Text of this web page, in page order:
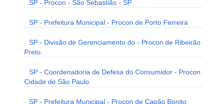
SP - Procon - São Sebastião - SP
SP - Prefeitura Municipal - Procon de Porto Ferreira
SP - Divisão de Gerenciamento do - Procon de Ribeirão
Preto
SP - Coordenadoria de Defesa do Consumidor - Procon
Cidade de São Paulo
SP - Prefeitura Municipal - Procon de Capão Bonito